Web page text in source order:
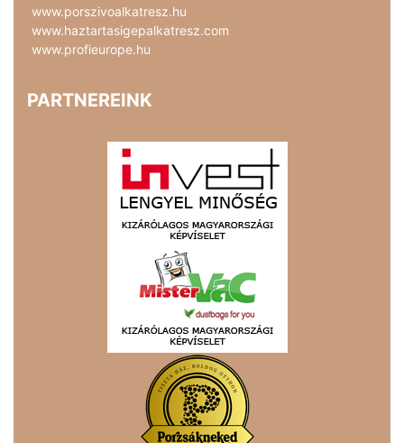
www.porszivoalkatresz.hu
www.haztartasigepalkatresz.com
www.profieurope.hu
PARTNEREINK